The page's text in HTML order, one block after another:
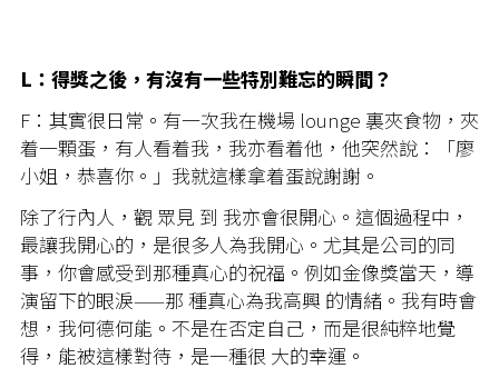
L：得獎之後，有沒有一些特別難忘的瞬間？
F：其實很日常。有一次我在機場 lounge 裏夾食物，夾
着一顆蛋，有人看着我，我亦看着他，他突然說：「廖
小姐，恭喜你。」我就這樣拿着蛋說謝謝。
除了行內人，觀 眾見 到 我亦會很開心。這個過程中，
最讓我開心的，是很多人為我開心。尤其是公司的同
事，你會感受到那種真心的祝福。例如金像獎當天，導
演留下的眼淚——那 種真心為我高興 的情緒。我有時會
想，我何德何能。不是在否定自己，而是很純粹地覺
得，能被這樣對待，是一種很 大的幸運。